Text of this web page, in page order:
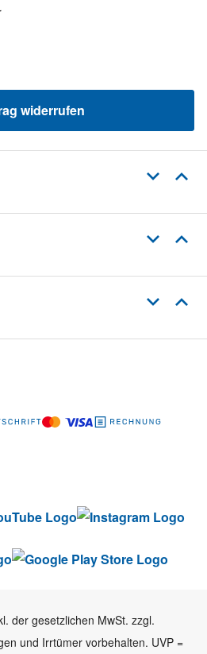
widerrufen
der gesetzlichen MwSt. zzgl.
und Irrtümer vorbehalten. UVP =